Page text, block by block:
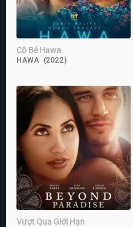
Cô Bé Hawa
HAWA (2022)
Vượt Qua Giới Hạn